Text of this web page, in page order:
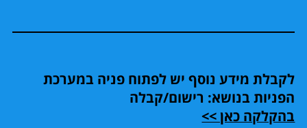
לקבלת מידע נוסף יש לפתוח פניה במערכת
הפניות בנושא: רישום/קבלה
בהקלקה כאן >>